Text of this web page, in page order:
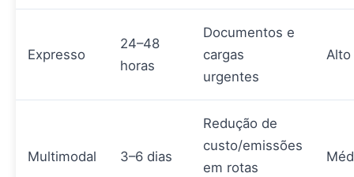
Expresso
24–48
horas
Documentos e
cargas
urgentes
Alto
Multimodal 3–6 dias
Redução de
custo/emissões
em rotas